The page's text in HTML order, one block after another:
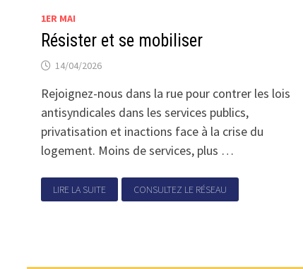
1ER MAI
Résister et se mobiliser
14/04/2026
Rejoignez-nous dans la rue pour contrer les lois
antisyndicales dans les services publics,
privatisation et inactions face à la crise du
logement. Moins de services, plus …
LIRE LA SUITE CONSULTEZ LE RÉSEAU